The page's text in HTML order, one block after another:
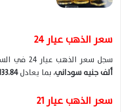
سعر الذهب عيار 24
سجل سعر الذهب عيار 24 في السودان اليوم الثلاثاء نحو
ألف جنيه سوداني، بما يعادل133.84
سعر الذهب عيار 21